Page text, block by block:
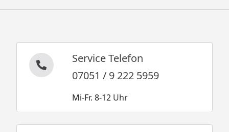
Service Telefon
07051 / 9 222 5959
Mi-Fr. 8-12 Uhr